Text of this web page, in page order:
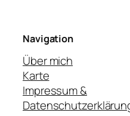
Navigation
Über mich
Karte
Impressum &